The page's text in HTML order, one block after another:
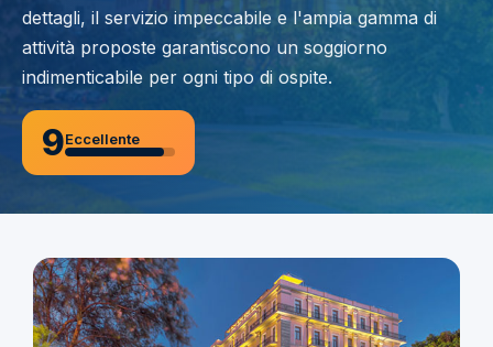
dettagli, il servizio impeccabile e l'ampia gamma di
attività proposte garantiscono un soggiorno
indimenticabile per ogni tipo di ospite.
9Eccellente